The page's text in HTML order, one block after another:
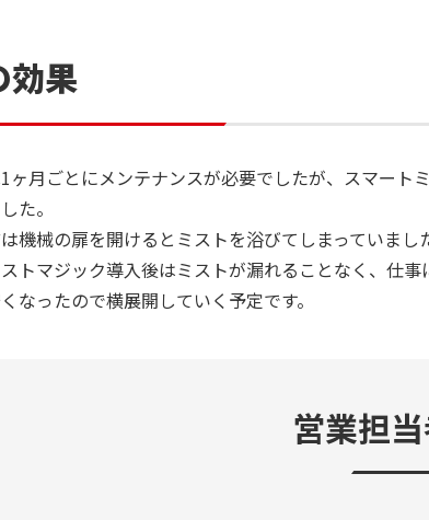
効果
ヶ月ごとにメンテナンスが必要でしたが、スマー
た。
機械の扉を開けるとミストを浴びてしまっていまし
トマジック導入後はミストが漏れることなく、仕事
なったので横展開していく予定です。
営業担